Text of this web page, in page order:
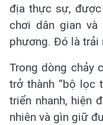
địa thực sự,
chơi dân gian
phương. Đó là trải
Trong dòng chảy
trở thành “bộ lọc
triển nhanh, hiện
nhiên và gìn giữ